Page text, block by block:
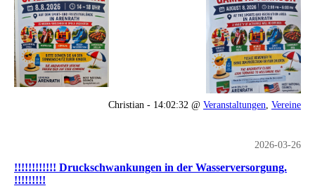
Christian - 14:02:32 @ Veranstaltungen, Vereine
2026-03-26
!!!!!!!!!!!! Druckschwankungen in der Wasserversorgung.
!!!!!!!!!